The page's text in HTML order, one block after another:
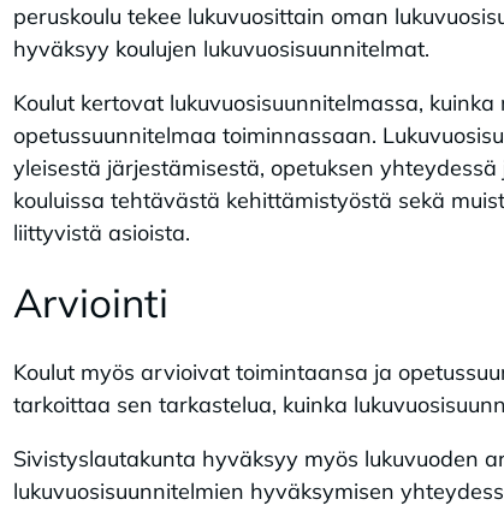
peruskoulu tekee lukuvuosittain oman
hyväksyy koulujen lukuvuosisuunnitelmat.
Koulut kertovat lukuvuosisuunnitelmassa,
opetussuunnitelmaa toiminnassaan.
yleisestä järjestämisestä, opetuksen
kouluissa tehtävästä kehittämistyöstä sekä
liittyvistä asioista.
Ar­vioin­ti
Koulut myös arvioivat toimintaansa ja
tarkoittaa sen tarkastelua, kuinka
Sivistyslautakunta hyväksyy myös lukuvuoden
lukuvuosisuunnitelmien hyväksymisen